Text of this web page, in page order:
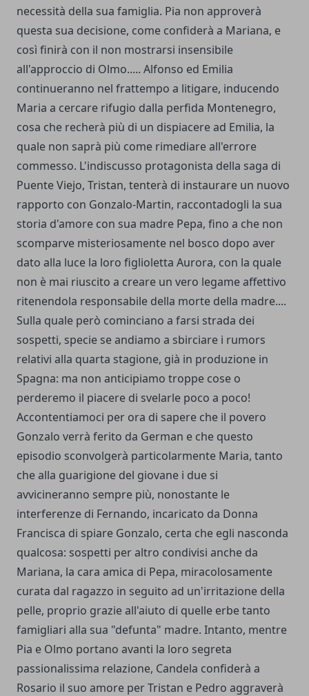
necessità della sua famiglia. Pia non approverà
questa sua decisione, come confiderà a Mariana, e
così finirà con il non mostrarsi insensibile
all'approccio di Olmo..... Alfonso ed Emilia
continueranno nel frattempo a litigare, inducendo
Maria a cercare rifugio dalla perfida Montenegro,
cosa che recherà più di un dispiacere ad Emilia, la
quale non saprà più come rimediare all'errore
commesso. L'indiscusso protagonista della saga di
Puente Viejo, Tristan, tenterà di instaurare un nuovo
rapporto con Gonzalo-Martin, raccontadogli la sua
storia d'amore con sua madre Pepa, fino a che non
scomparve misteriosamente nel bosco dopo aver
dato alla luce la loro figlioletta Aurora, con la quale
non è mai riuscito a creare un vero legame affettivo
ritenendola responsabile della morte della madre....
Sulla quale però cominciano a farsi strada dei
sospetti, specie se andiamo a sbirciare i rumors
relativi alla quarta stagione, già in produzione in
Spagna: ma non anticipiamo troppe cose o
perderemo il piacere di svelarle poco a poco!
Accontentiamoci per ora di sapere che il povero
Gonzalo verrà ferito da German e che questo
episodio sconvolgerà particolarmente Maria, tanto
che alla guarigione del giovane i due si
avvicineranno sempre più, nonostante le
interferenze di Fernando, incaricato da Donna
Francisca di spiare Gonzalo, certa che egli nasconda
qualcosa: sospetti per altro condivisi anche da
Mariana, la cara amica di Pepa, miracolosamente
curata dal ragazzo in seguito ad un'irritazione della
pelle, proprio grazie all'aiuto di quelle erbe tanto
famigliari alla sua "defunta" madre. Intanto, mentre
Pia e Olmo portano avanti la loro segreta
passionalissima relazione, Candela confiderà a
Rosario il suo amore per Tristan e Pedro aggraverà